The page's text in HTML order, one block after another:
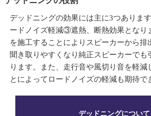
デッドニングの効果には主に3つありま
ードノイズ軽減③遮熱、断熱効果となり
を施工することによりスピーカーから排
聞き取りやすくなり純正スピーカーでも
ります。また、走行音や風切り音を軽減
とによってロードノイズの軽減も期待で
デッドニングについて